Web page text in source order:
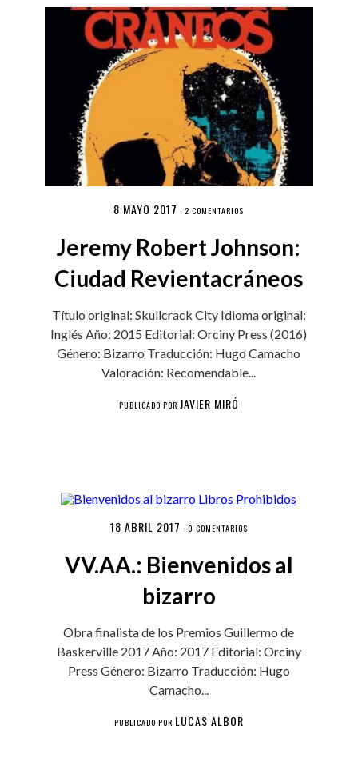
8 MAYO 2017 ·2 COMENTARIOS
Jeremy Robert Johnson:
Ciudad Revientacráneos
Título original: Skullcrack City Idioma original:
Inglés Año: 2015 Editorial: Orciny Press (2016)
Género: Bizarro Traducción: Hugo Camacho
Valoración: Recomendable...
PUBLICADO POR JAVIER MIRÓ
18 ABRIL 2017 · 0 COMENTARIOS
VV.AA.: Bienvenidos al
bizarro
Obra finalista de los Premios Guillermo de
Baskerville 2017 Año: 2017 Editorial: Orciny
Press Género: Bizarro Traducción: Hugo
Camacho...
PUBLICADO POR LUCAS ALBOR